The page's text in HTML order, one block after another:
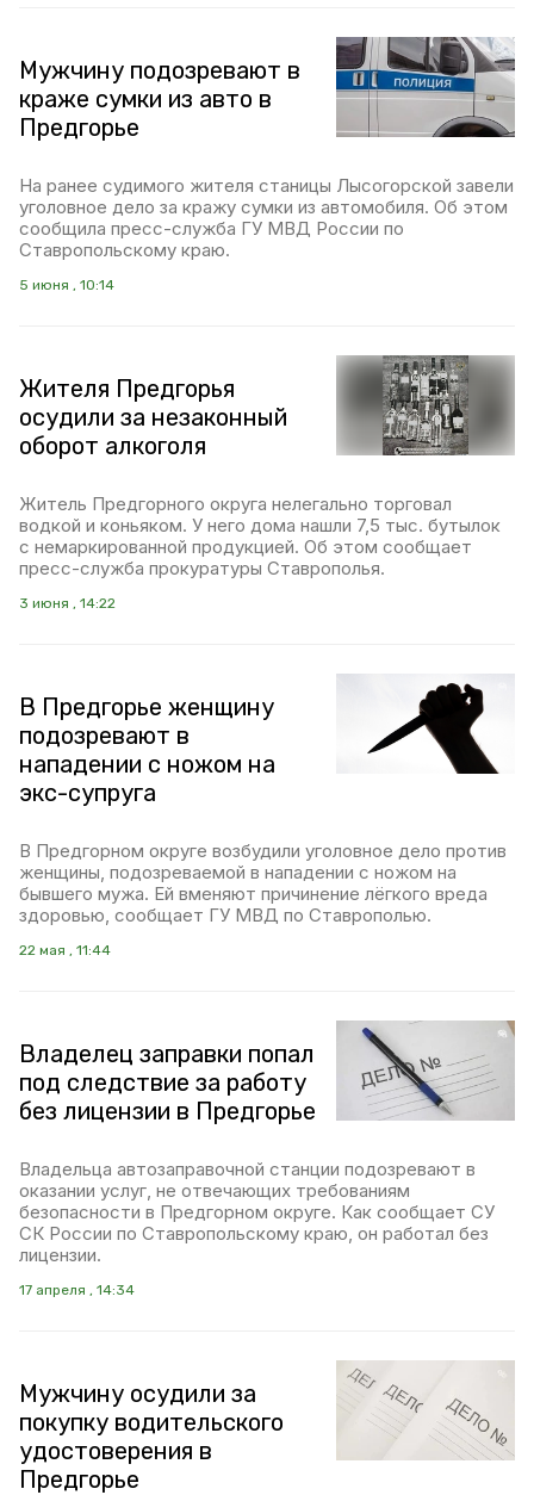
Мужчину подозревают в
краже сумки из авто в
Предгорье
На ранее судимого жителя станицы Лысогорской завели
уголовное дело за кражу сумки из автомобиля. Об этом
сообщила пресс-служба ГУ МВД России по
Ставропольскому краю.
5 июня , 10:14
Жителя Предгорья
осудили за незаконный
оборот алкоголя
Житель Предгорного округа нелегально торговал
водкой и коньяком. У него дома нашли 7,5 тыс. бутылок
с немаркированной продукцией. Об этом сообщает
пресс-служба прокуратуры Ставрополья.
3 июня , 14:22
В Предгорье женщину
подозревают в
нападении с ножом на
экс-супруга
В Предгорном округе возбудили уголовное дело против
женщины, подозреваемой в нападении с ножом на
бывшего мужа. Ей вменяют причинение лёгкого вреда
здоровью, сообщает ГУ МВД по Ставрополью.
22 мая , 11:44
Владелец заправки попал
под следствие за работу
без лицензии в Предгорье
Владельца автозаправочной станции подозревают в
оказании услуг, не отвечающих требованиям
безопасности в Предгорном округе. Как сообщает СУ
СК России по Ставропольскому краю, он работал без
лицензии.
17 апреля , 14:34
Мужчину осудили за
покупку водительского
удостоверения в
Предгорье